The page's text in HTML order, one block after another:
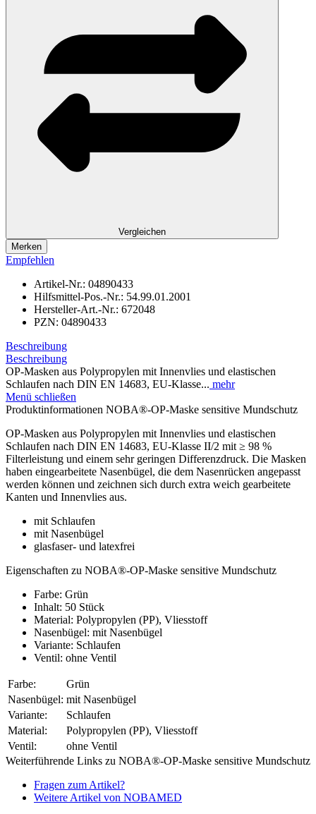
Vergleichen
Merken
Empfehlen
Artikel-Nr.: 04890433
Hilfsmittel-Pos.-Nr.: 54.99.01.2001
Hersteller-Art.-Nr.: 672048
PZN: 04890433
Beschreibung
Beschreibung
OP-Masken aus Polypropylen mit Innenvlies und elastischen
Schlaufen nach DIN EN 14683, EU-Klasse... mehr
Menü schließen
Produktinformationen NOBA®-OP-Maske sensitive Mundschutz
OP-Masken aus Polypropylen mit Innenvlies und elastischen
Schlaufen nach DIN EN 14683, EU-Klasse II/2 mit ≥ 98 %
Filterleistung und einem sehr geringen Differenzdruck. Die Masken
haben eingearbeitete Nasenbügel, die dem Nasenrücken angepasst
werden können und zeichnen sich durch extra weich gearbeitete
Kanten und Innenvlies aus.
mit Schlaufen
mit Nasenbügel
glasfaser- und latexfrei
Eigenschaften zu NOBA®-OP-Maske sensitive Mundschutz
Farbe: Grün
Inhalt: 50 Stück
Material: Polypropylen (PP), Vliesstoff
Nasenbügel: mit Nasenbügel
Variante: Schlaufen
Ventil: ohne Ventil
Farbe:
Grün
Nasenbügel: mit Nasenbügel
Variante:
Schlaufen
Material:
Polypropylen (PP), Vliesstoff
Ventil:
ohne Ventil
Weiterführende Links zu NOBA®-OP-Maske sensitive Mundschutz
Fragen zum Artikel?
Weitere Artikel von NOBAMED